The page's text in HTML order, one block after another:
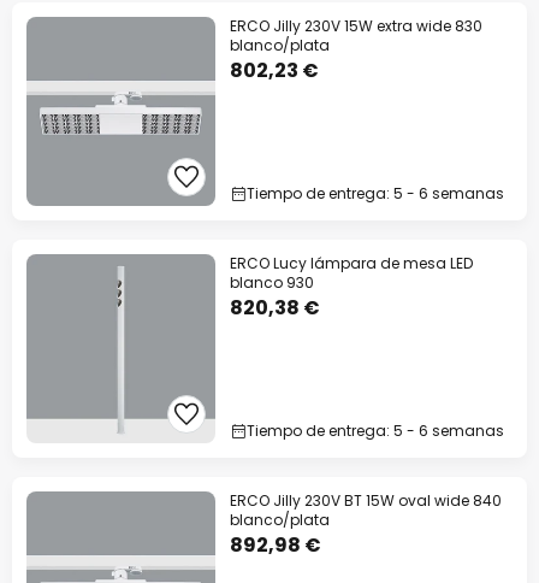
ERCO Jilly 230V 15W extra wide 830
blanco/plata
802,23 €
Tiempo de entrega: 5 - 6 semanas
ERCO Lucy lámpara de mesa LED
blanco 930
820,38 €
Tiempo de entrega: 5 - 6 semanas
ERCO Jilly 230V BT 15W oval wide 840
blanco/plata
892,98 €